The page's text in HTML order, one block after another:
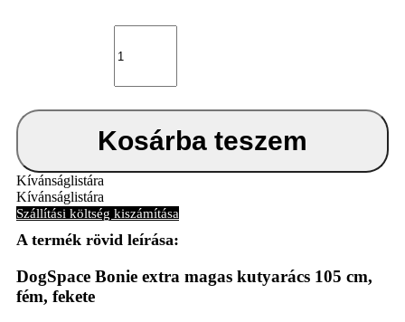
DogSpace Bonie extra magas kutyarács 105 cm,
fém, fekete
Bonie
extra
105
cm,
fém,
Kosárba teszem
Kívánságlistára
Kívánságlistára
Szállítási költség kiszámítása